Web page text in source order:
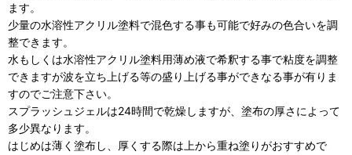
ます。
少量の水溶性アクリル塗料で混色する事も可能で好みの色合いを調
整できます。
水もしくは水溶性アクリル塗料用薄め液で希釈する事で粘度を調整
できますが波を立ち上げる等の盛り上げる事ができなる事が有りま
すのでご注意下さい。
スプラッシュジェルは24時間で乾燥しますが、塗布の厚さによって
多少異なります。
はじめは薄く塗布し、厚くする際は上から重ね塗りがおすすめで